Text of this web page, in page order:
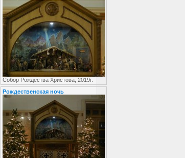
Собор Рождества Христова, 2019г.
Рождественская ночь